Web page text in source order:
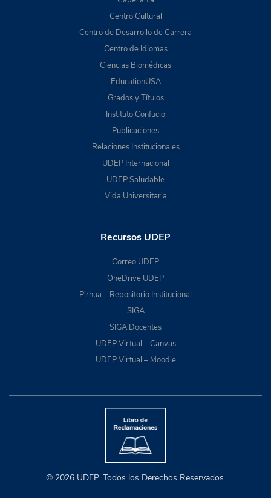
Centro Cultural
Centro de Desarrollo de Carrera
Centro de Idiomas
Ciencias Biomédicas
EducationUSA
Grados y Títulos
Instituto Confucio
Publicaciones
Relaciones Institucionales
UDEP Internacional
UDEP Saludable
Vida Universitaria
Recursos UDEP
Correo UDEP
OneDrive UDEP
Pirhua – Repositorio Institucional
SIGA
SIGA Docentes
UDEP Virtual – Canvas
UDEP Virtual – Moodle
© 2026 UDEP. Todos los Derechos Reservados.